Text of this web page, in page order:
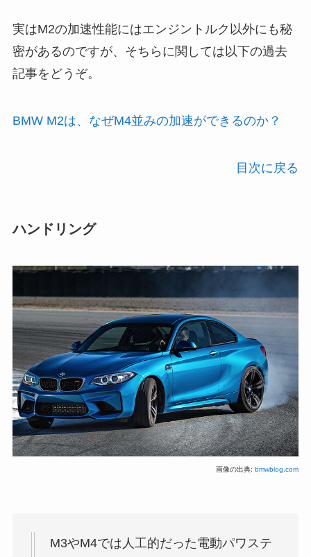
実はM2の加速性能にはエンジントルク以外にも秘
密があるのですが、そちらに関しては以下の過去
記事をどうぞ。
BMW M2は、なぜM4並みの加速ができるのか？
目次に戻る
ハンドリング
画像の出典:bmwblog.com
M3やM4では人工的だった電動パワステ